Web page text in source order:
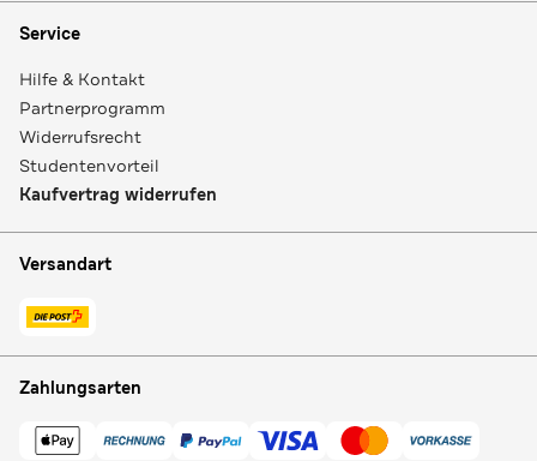
Service
Hilfe & Kontakt
Partnerprogramm
Widerrufsrecht
Studentenvorteil
Kaufvertrag widerrufen
Versandart
Zahlungsarten